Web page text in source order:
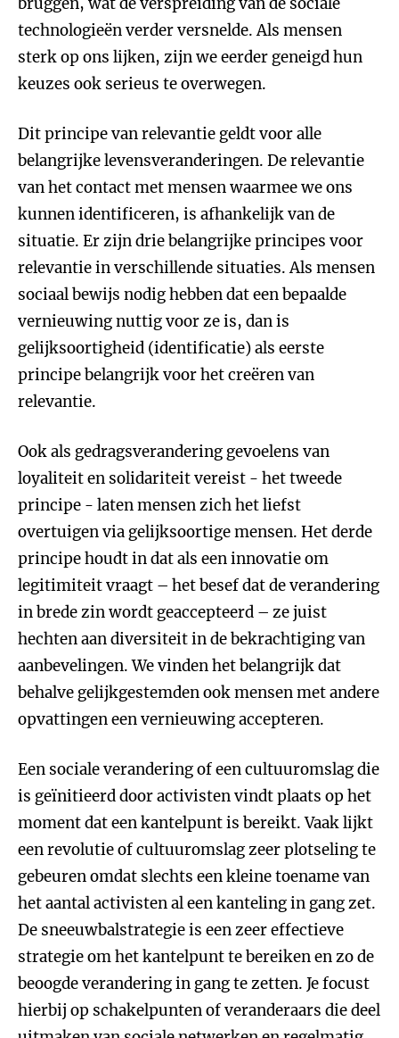
technologieën verder versnelde. Als mensen
sterk op ons lijken, zijn we eerder geneigd hun
keuzes ook serieus te overwegen.
Dit principe van relevantie geldt voor alle
belangrijke levensveranderingen. De relevantie
van het contact met mensen waarmee we ons
kunnen identificeren, is afhankelijk van de
situatie. Er zijn drie belangrijke principes voor
relevantie in verschillende situaties. Als mensen
sociaal bewijs nodig hebben dat een bepaalde
vernieuwing nuttig voor ze is, dan is
gelijksoortigheid (identificatie) als eerste
principe belangrijk voor het creëren van
relevantie.
Ook als gedragsverandering gevoelens van
loyaliteit en solidariteit vereist - het tweede
principe - laten mensen zich het liefst
overtuigen via gelijksoortige mensen. Het derde
principe houdt in dat als een innovatie om
legitimiteit vraagt – het besef dat de verandering
in brede zin wordt geaccepteerd – ze juist
hechten aan diversiteit in de bekrachtiging van
aanbevelingen. We vinden het belangrijk dat
behalve gelijkgestemden ook mensen met andere
opvattingen een vernieuwing accepteren.
Een sociale verandering of een cultuuromslag die
is geïnitieerd door activisten vindt plaats op het
moment dat een kantelpunt is bereikt. Vaak lijkt
een revolutie of cultuuromslag zeer plotseling te
gebeuren omdat slechts een kleine toename van
het aantal activisten al een kanteling in gang zet.
De sneeuwbalstrategie is een zeer effectieve
strategie om het kantelpunt te bereiken en zo de
beoogde verandering in gang te zetten. Je focust
hierbij op schakelpunten of veranderaars die deel